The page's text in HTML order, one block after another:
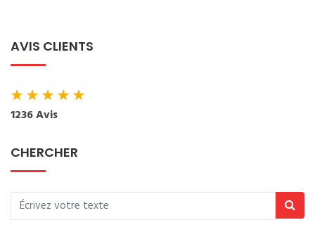
AVIS CLIENTS
★★★★★
1236 Avis
CHERCHER